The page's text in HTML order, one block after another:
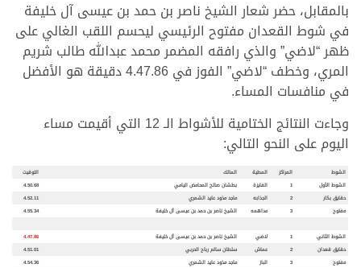
بالمقابل، حضر شعار الشيخ ناصر بن حمد بن عيسى آل خليفة
في شوط القعدان مفتوح الرئيسي ليحسم اللقب الغالي على
ظهر “لاضي” والذي رافقه المضمر محمد عبدالله طالب شريم
المري، وخطف “لاضي” الفوز في 4.47.86 دقيقة هو الأفضل
في منافسات المساء.
وجاءت النتائج الختامية للأشواط الـ 12 التي أقيمت مساء
اليوم على النحو التالي:
الشوط المراكز المطية المالك
التوقيت
الشوط الأول
1 الفايزة بطشان صالح المحامض اليامي
4.50.68
حقايق بكار
2 الجذابه ماجد مذود عايد الشمري
4.52.11
مفتوح
3 مداهمه الشيخ ناصر بن حمد بن عيسى آل خليفة 4.55.34
الشوط الثاني 1 لاضي الشيخ ناصر بن حمد بن عيسى آل خليفة
4.47.86
حقايق قعدان
2 عماش سلطان سالم رباح الحربي
4.51.01
مفتوح
3 الباز ماجد مذود عايد الشمري 4.54.36